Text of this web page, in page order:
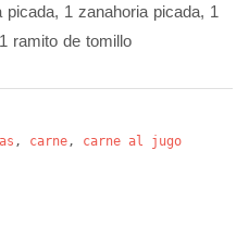
1 zanahoria picada, 1
ramito de tomillo
, carne, carne al jugo